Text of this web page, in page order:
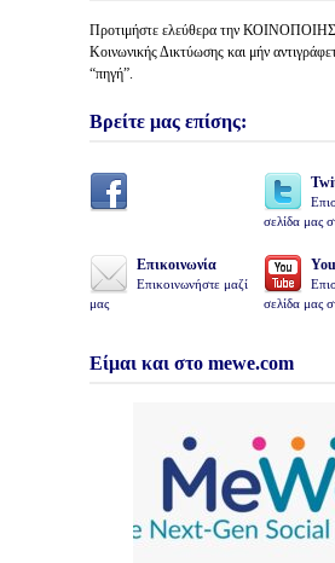
Προτιμήστε ελεύθερα την
Κοινωνικής Δικτύωσης και μήν
“πηγή”.
Βρείτε μας επίσης:
σελίδα μας
Επικοινωνία
Επικοινωνήστε μαζί
μας
σελίδα μας
Είμαι και στο mewe.com